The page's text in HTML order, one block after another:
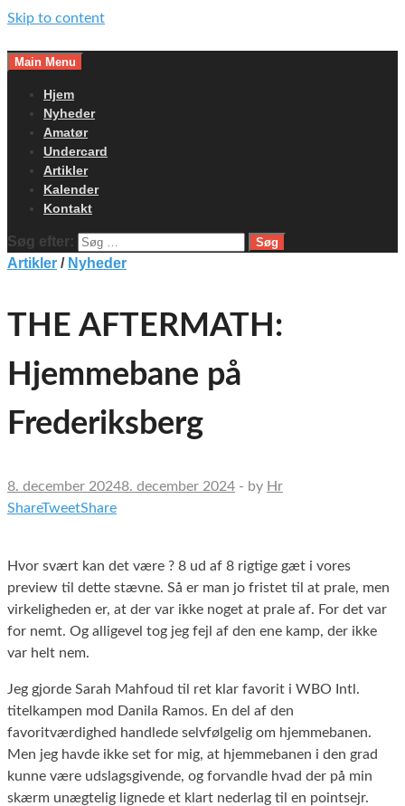
Skip to content
Main Menu
Hjem
Nyheder
Amatør
Undercard
Artikler
Kalender
Kontakt
Søg efter:
Artikler / Nyheder
THE AFTERMATH:
Hjemmebane på
Frederiksberg
8. december 20248. december 2024 - by Hr
ShareTweetShare
Hvor svært kan det være ? 8 ud af 8 rigtige gæt i vores
preview til dette stævne. Så er man jo fristet til at prale, men
virkeligheden er, at der var ikke noget at prale af. For det var
for nemt. Og alligevel tog jeg fejl af den ene kamp, der ikke
var helt nem.
Jeg gjorde Sarah Mahfoud til ret klar favorit i WBO Intl.
titelkampen mod Danila Ramos. En del af den
favoritværdighed handlede selvfølgelig om hjemmebanen.
Men jeg havde ikke set for mig, at hjemmebanen i den grad
kunne være udslagsgivende, og forvandle hvad der på min
skærm unægtelig lignede et klart nederlag til en pointsejr.